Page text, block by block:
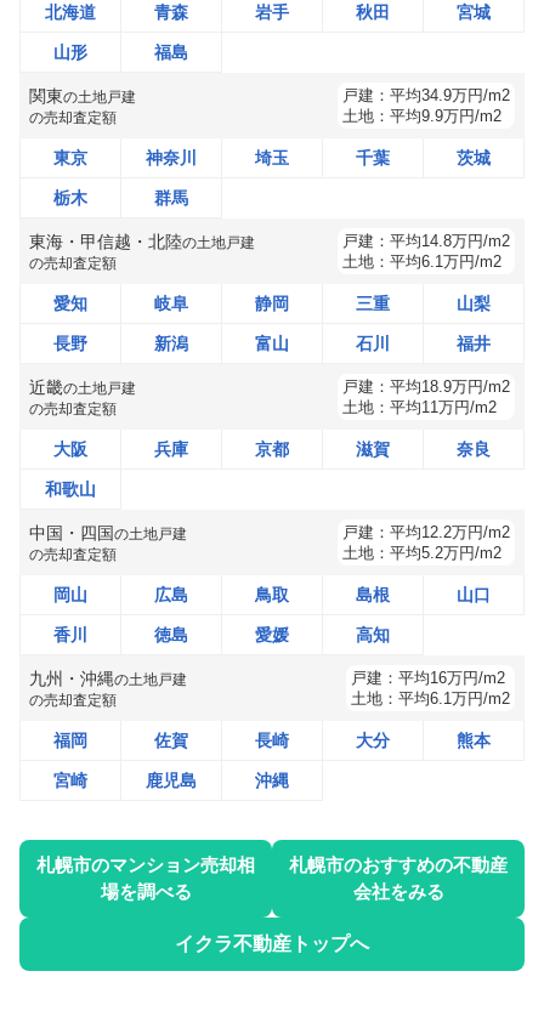
北海道 青森 岩手 秋田 宮城
山形 福島
関東の土地戸建
の売却査定額
戸建： 平均34.9万円/m2
土地： 平均9.9万円/m2
東京 神奈川 埼玉 千葉 茨城
栃木 群馬
東海・甲信越・北陸の土地戸建
の売却査定額
戸建： 平均14.8万円/m2
土地： 平均6.1万円/m2
愛知 岐阜 静岡 三重 山梨
長野 新潟 富山 石川 福井
近畿の土地戸建
の売却査定額
戸建： 平均18.9万円/m2
土地： 平均11万円/m2
大阪 兵庫 京都 滋賀 奈良
和歌山
中国・四国の土地戸建
の売却査定額
戸建： 平均12.2万円/m2
土地： 平均5.2万円/m2
岡山 広島 鳥取 島根 山口
香川 徳島 愛媛 高知
九州・沖縄の土地戸建
の売却査定額
戸建： 平均16万円/m2
土地： 平均6.1万円/m2
福岡 佐賀 長崎 大分 熊本
宮崎 鹿児島 沖縄
札幌市のマンション売却相
場を調べる
札幌市のおすすめの不動産
会社をみる
イクラ不動産トップへ